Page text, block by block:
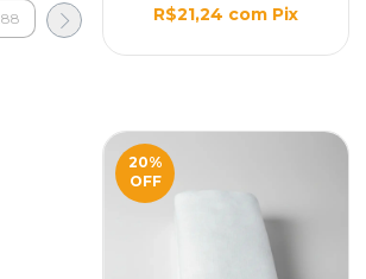
R$21,24 com Pix
20%
OFF